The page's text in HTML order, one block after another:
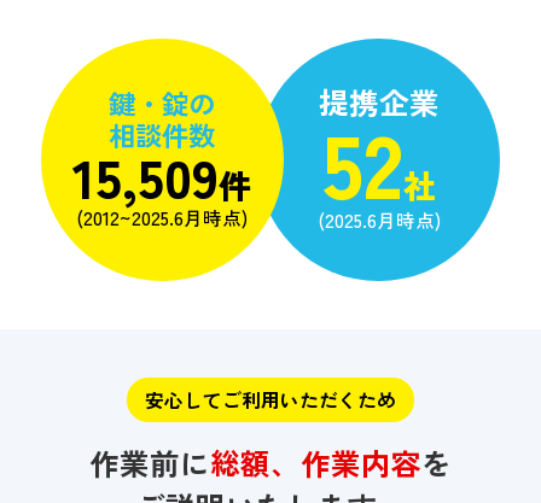
鍵・錠の
相談件数
15,509件
(2012~2025.6月時点)
提携企業
52社
(2025.6月時点)
安心してご利用いただくため
作業前に総額、作業内容を